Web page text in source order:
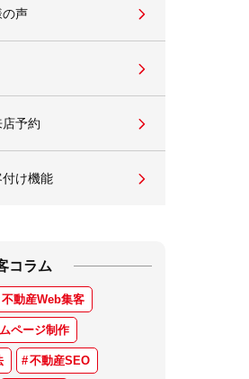
の声
予約
け機能
コラム
不動産Web集客
ページ制作
不動産SEO